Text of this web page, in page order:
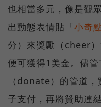
也相當多元，像是觀
出動態表情貼「小奇
分）來獎勵（cheer
便可獲得1美金。儘
（donate）的管道
子支付，再將贊助連